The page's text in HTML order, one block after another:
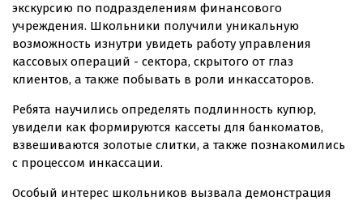
экскурсию по подразделениям финансового
учреждения. Школьники получили уникальную
возможность изнутри увидеть работу управления
кассовых операций - сектора, скрытого от глаз
клиентов, а также побывать в роли инкассаторов.
Ребята научились определять подлинность купюр,
увидели как формируются кассеты для банкоматов,
взвешиваются золотые слитки, а также познакомились
с процессом инкассации.
Особый интерес школьников вызвала демонстрация